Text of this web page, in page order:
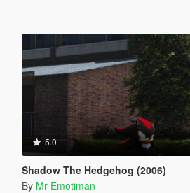
5.0
Shadow The Hedgehog (2006)
By Mr Emotiman